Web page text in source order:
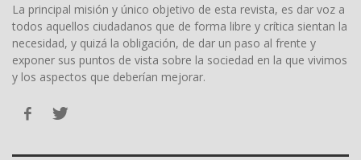
La principal misión y único objetivo de esta revista, es dar voz a
todos aquellos ciudadanos que de forma libre y crítica sientan la
necesidad, y quizá la obligación, de dar un paso al frente y
exponer sus puntos de vista sobre la sociedad en la que vivimos
y los aspectos que deberían mejorar.